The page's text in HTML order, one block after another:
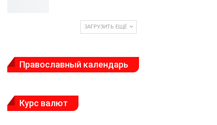
ЗАГРУЗИТЬ ЕЩЁ
Православный календарь
Курс валют